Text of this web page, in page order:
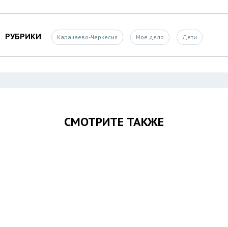
РУБРИКИ Карачаево-Черкесия Мое дело Дети
СМОТРИТЕ ТАКЖЕ